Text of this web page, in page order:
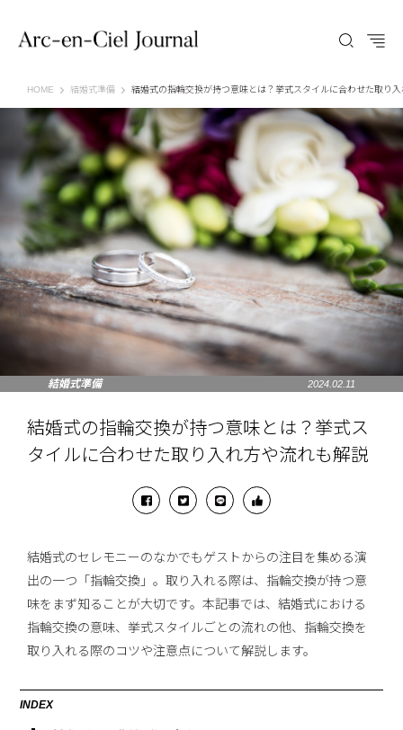
HOME Arc-en-Ciel Journal（アルカンシエル ジャーナル）
結婚式準備 結婚式の指輪交換が持つ意味とは？挙式スタイルに合わせた取り
結婚式準備 2024.02.11
結婚式の指輪交換が持つ意味とは？挙式ス
タイルに合わせた取り入れ方や流れも解説
結婚式のセレモニーのなかでもゲストからの注目を集める演
出の一つ「指輪交換」。取り入れる際は、指輪交換が持つ意
味をまず知ることが大切です。本記事では、結婚式における
指輪交換の意味、挙式スタイルごとの流れの他、指輪交換を
取り入れる際のコツや注意点について解説します。
INDEX